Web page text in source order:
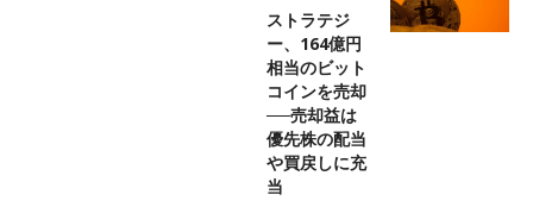
ストラテジ
ー、164億円
相当のビット
コインを売却
──売却益は
優先株の配当
や買戻しに充
当